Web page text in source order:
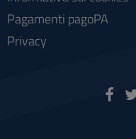
Pagamenti pagoPA
Privacy